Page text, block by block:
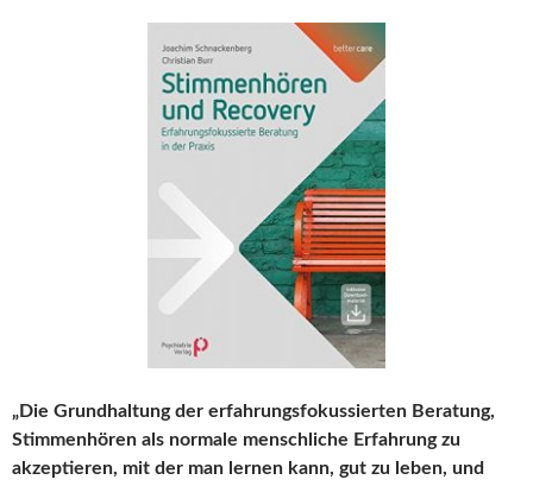
„Die Grundhaltung der erfahrungsfokussierten Beratung,
Stimmenhören als normale menschliche Erfahrung zu
akzeptieren, mit der man lernen kann, gut zu leben, und